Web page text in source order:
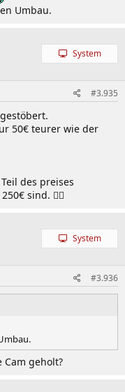
Umbau.
System
#3.935
50€ teurer wie der
des preises
sind. 🤦‍♂️
System
#3.936
geholt?